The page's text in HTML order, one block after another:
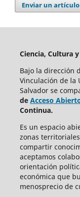
Enviar un artículo
Ciencia, Cultura
Bajo la dirección
Vinculación de la
Salvador se
de Acceso
Continua.
Es un espacio
zonas
compartir
aceptamos
orientación
económica que
menosprecio de